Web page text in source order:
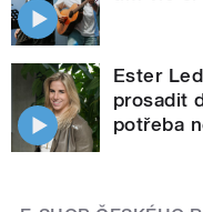
Ester
prosadit
potřeba